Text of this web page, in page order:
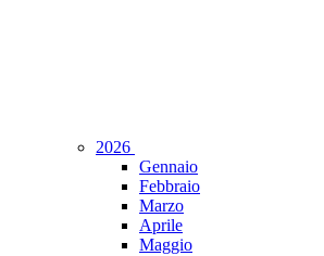
2026
Gennaio
Febbraio
Marzo
Aprile
Maggio